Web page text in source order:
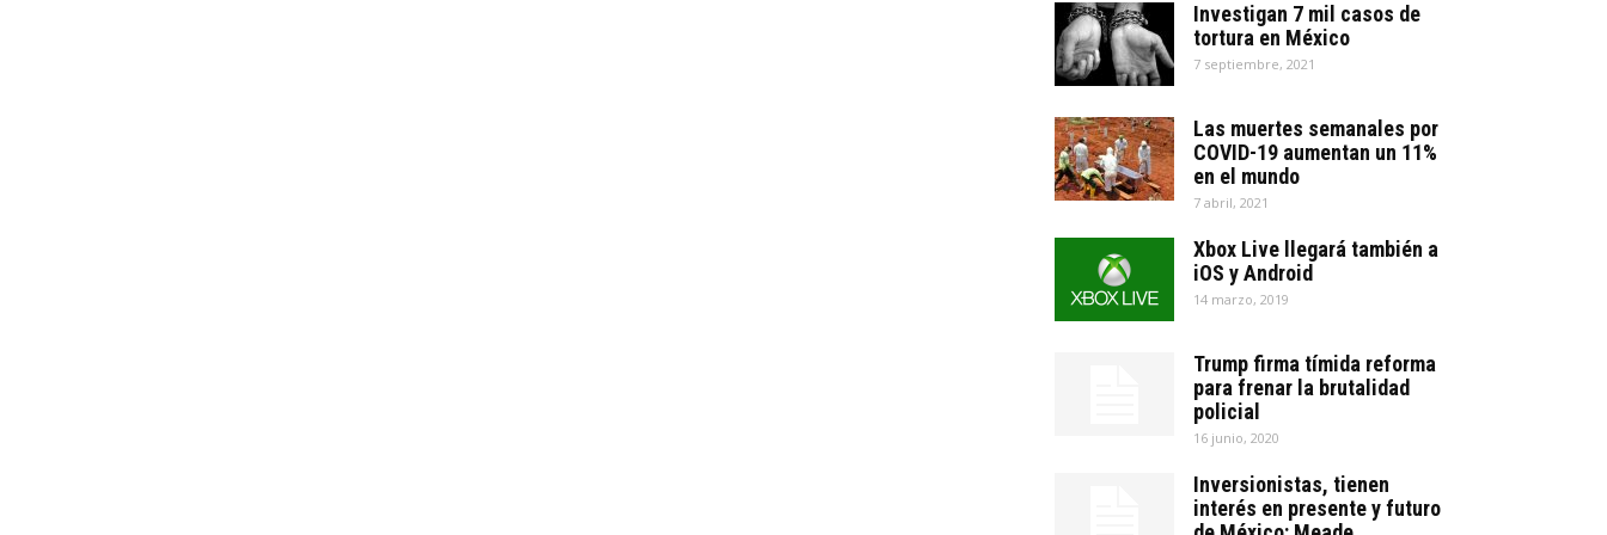
Investigan 7 mil casos de
tortura en México
7 septiembre, 2021
Las muertes semanales por
COVID-19 aumentan un 11%
en el mundo
7 abril, 2021
Xbox Live llegará también a
iOS y Android
14 marzo, 2019
Trump firma tímida reforma
para frenar la brutalidad
policial
16 junio, 2020
Inversionistas, tienen
interés en presente y futuro